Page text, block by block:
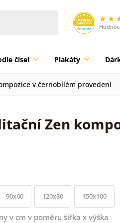
čísel Plakáty
v černobílém provedení
Zen
90x60 120x80 150x100
v cm v poměru šířka x výška